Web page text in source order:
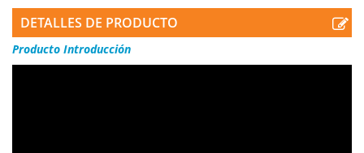
DETALLES DE PRODUCTO
Producto Introducción